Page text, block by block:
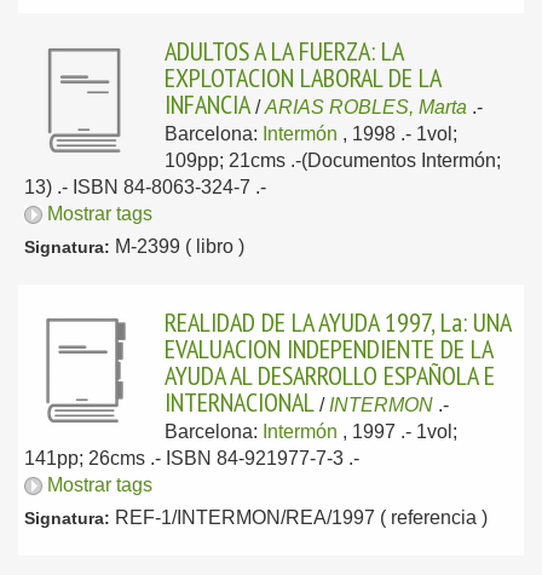
ADULTOS A LA FUERZA: LA
EXPLOTACION LABORAL DE LA
INFANCIA /ARIAS ROBLES, Marta .-
Barcelona: Intermón , 1998 .- 1vol;
109pp; 21cms .-(Documentos Intermón;
13) .- ISBN 84-8063-324-7 .-
Mostrar tags
Signatura: M-2399 ( libro )
REALIDAD DE LA AYUDA 1997, La: UNA
EVALUACION INDEPENDIENTE DE LA
AYUDA AL DESARROLLO ESPAÑOLA E
INTERNACIONAL / INTERMON .-
Barcelona: Intermón , 1997 .- 1vol;
141pp; 26cms .- ISBN 84-921977-7-3 .-
Mostrar tags
Signatura: REF-1/INTERMON/REA/1997 ( referencia )